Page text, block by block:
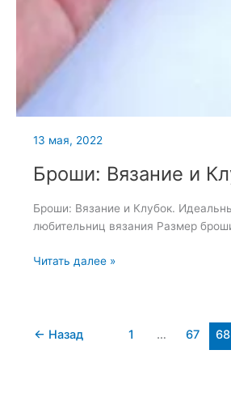
13 мая, 2022
Броши: Вязание и
Броши: Вязание и Клубок.
любительниц вязания Размер
Броши:
Читать далее »
← Назад 1 … 67 68